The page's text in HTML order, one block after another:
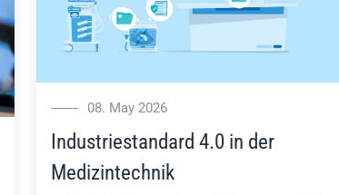
08. May 2026
Industriestandard 4.0 in der
Medizintechnik